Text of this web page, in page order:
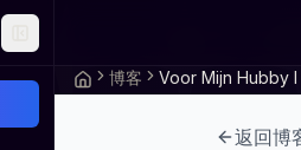
博客
返回博